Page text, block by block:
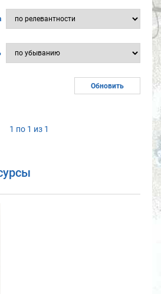
1 по 1 из 1